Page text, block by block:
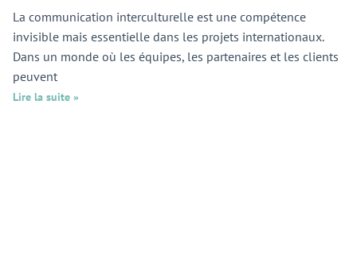
La communication interculturelle est une compétence
invisible mais essentielle dans les projets internationaux.
Dans un monde où les équipes, les partenaires et les clients
peuvent
Lire la suite »